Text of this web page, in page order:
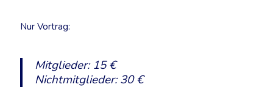
Nur Vortrag:
Mitglieder: 15 €
Nichtmitglieder: 30 €